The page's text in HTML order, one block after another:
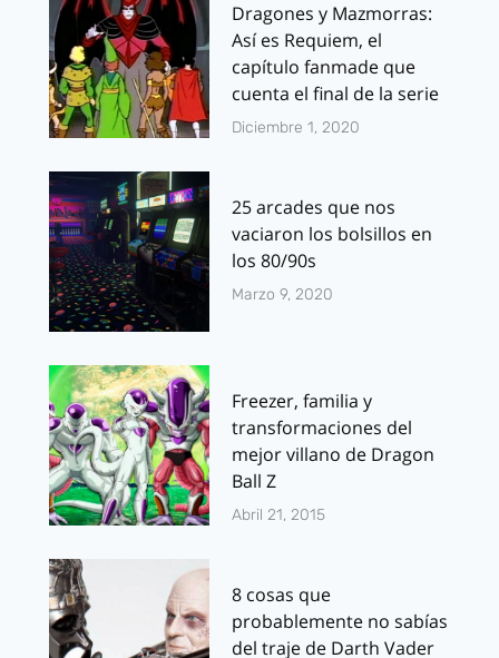
Dragones y Mazmorras:
Así es Requiem, el
capítulo fanmade que
cuenta el final de la serie
Diciembre 1, 2020
25 arcades que nos
vaciaron los bolsillos en
los 80/90s
Marzo 9, 2020
Freezer, familia y
transformaciones del
mejor villano de Dragon
Ball Z
Abril 21, 2015
8 cosas que
probablemente no sabías
del traje de Darth Vader